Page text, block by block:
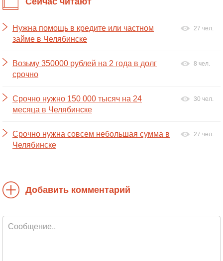
Нужна помощь в кредите или частном
займе в Челябинске
27 чел.
Возьму 350000 рублей на 2 года в долг
срочно
8 чел.
Срочно нужно 150 000 тысяч на 24
месяца в Челябинске
30 чел.
Срочно нужна совсем небольшая сумма в
Челябинске
27 чел.
Добавить комментарий